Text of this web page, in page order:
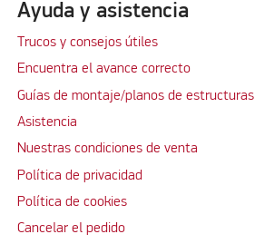
Ayuda y asistencia
Trucos y consejos útiles
Encuentra el avance correcto
Guías de montaje/planos de estructuras
Asistencia
Nuestras condiciones de venta
Política de privacidad
Política de cookies
Cancelar el pedido